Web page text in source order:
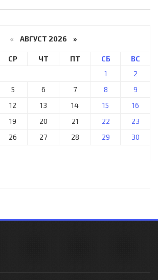
« АВГУСТ 2026 »
СР ЧТ ПТ СБ
ВС
1
2
5 6 7 8
9
12 13 14 15
16
19 20 21 22
23
26 27 28 29
30